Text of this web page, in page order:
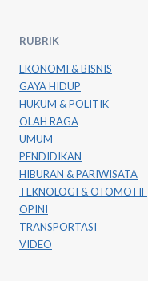
RUBRIK
EKONOMI & BISNIS
GAYA HIDUP
HUKUM & POLITIK
OLAH RAGA
UMUM
PENDIDIKAN
HIBURAN & PARIWISATA
TEKNOLOGI & OTOMOTIF
OPINI
TRANSPORTASI
VIDEO